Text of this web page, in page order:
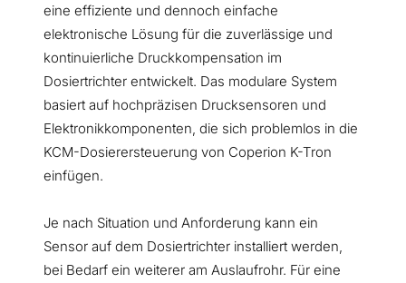
eine effiziente und dennoch einfache
elektronische Lösung für die zuverlässige und
kontinuierliche Druckkompensation im
Dosiertrichter entwickelt. Das modulare System
basiert auf hochpräzisen Drucksensoren und
Elektronikkomponenten, die sich problemlos in die
KCM-Dosierersteuerung von Coperion K-Tron
einfügen.
Je nach Situation und Anforderung kann ein
Sensor auf dem Dosiertrichter installiert werden,
bei Bedarf ein weiterer am Auslaufrohr. Für eine